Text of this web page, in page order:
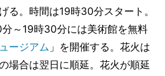
る。時間は19時30分スタート。
～19時30分には美術館を無料
ージアム 」を開催する。花火は
場合は翌日に順延。花火が順延